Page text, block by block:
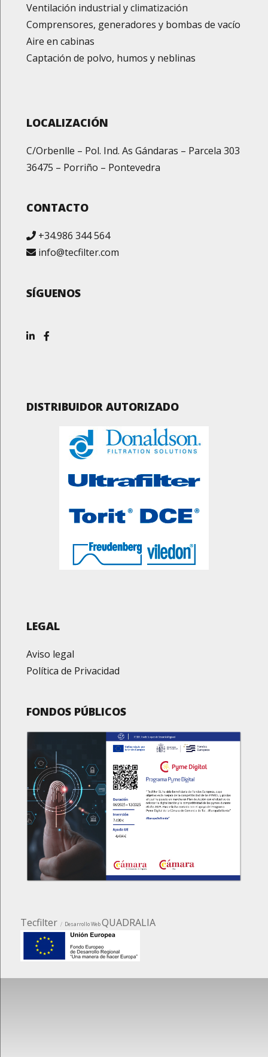
Ventilación industrial y climatización
Comprensores, generadores y bombas de vacío
Aire en cabinas
Captación de polvo, humos y neblinas
LOCALIZACIÓN
C/Orbenlle – Pol. Ind. As Gándaras – Parcela 303
36475 – Porriño – Pontevedra
CONTACTO
+34.986 344 564
info@tecfilter.com
SÍGUENOS
DISTRIBUIDOR AUTORIZADO
LEGAL
Aviso legal
Política de Privacidad
FONDOS PÚBLICOS
Tecfilter Desarrollo WebQUADRALIA